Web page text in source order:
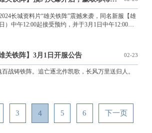
长城资料片“雄关铁阵”震撼来袭，同名新服【雄
）中午12:00起接受预约，并于3月1日中午12:00准
关铁阵】3月1日开服公告 02-23
战铸铁阵。追亡逐北作凯歌，长风万里送归人。
3 4 5 6 下一页